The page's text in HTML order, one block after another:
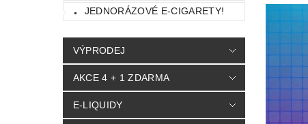
JEDNORÁZOVÉ E-CIGARETY!
VÝPRODEJ
AKCE 4 + 1 ZDARMA
E-LIQUIDY